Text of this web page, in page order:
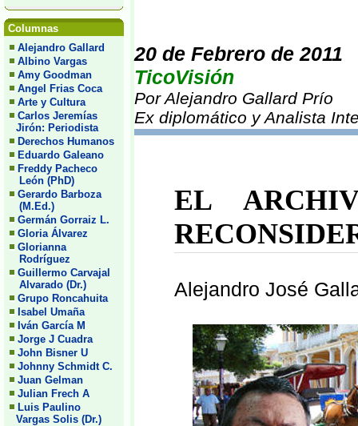
Columnas
Alejandro Gallard
Albino Vargas
Amy Goodman
Angel Frias Coca
Arte y Cultura
Carlos Jeremías
Jirón: Periodista
Derechos Humanos
Eduardo Galeano
Freddy Pacheco
León (PhD)
Gerardo Barboza
(M.Ed.)
Germán Gorraiz L.
Gloria Álvarez
Glorianna
Rodríguez
Guillermo Carvajal
Alvarado (Dr.)
Grupo Roncahuita
Isabel Umaña
Iván García M
Jorge J Cuadra
John Bisner U
Johnny Schmidt C.
Juan Gelman
Julian Frech A
Luis Paulino
Vargas Solis (Dr.)
20 de Febrero de 2011
TicoVisión
Por Alejandro Gallard Prío
Ex diplomático y Analista
EL
Alejandro José